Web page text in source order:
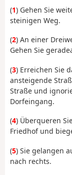
(1) Gehen Sie
steinigen Weg.
(2) An einer
Gehen Sie
(3) Erreichen Sie
ansteigende
Straße und
Dorfeingang.
(4) Überqueren
Friedhof und
(5) Sie gelangen
nach rechts.